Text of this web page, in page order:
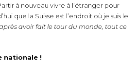
à nouveau vivre à l’étranger pour
que la Suisse est l’endroit où je suis le
avoir fait le tour du monde, tout ce
nationale !